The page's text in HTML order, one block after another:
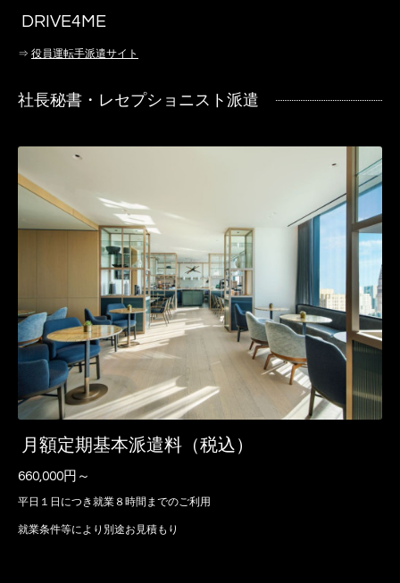
DRIVE4ME
⇒ 役員運転手派遣サイト
社長秘書・レセプショニスト派遣
月額定期基本派遣料（税込）
660,000円～
平日１日につき就業８時間までのご利用
就業条件等により別途お見積もり